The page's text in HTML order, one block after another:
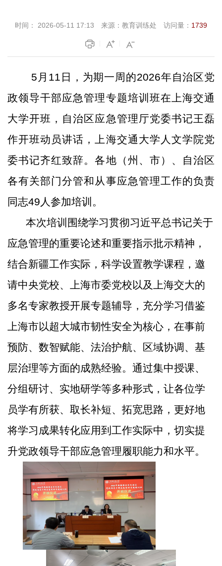
时间： 2026-05-11 17:13 来源： 教育训练处 访问量： 1739
5 月 11 日 ， 为期一周的2026年自治区党
政领导干部应急管理专题培训 班在 上海交通
大学开班， 自治区应急管理 厅党委书记王磊
作开班动员讲话，
上海交通大学人文学院党
委书记齐红致辞。各地（州、市） 、 自治区
各有关部门分管和从事应急管理工作的负责
同志49 人参加培训。
本次培训围绕学习贯彻习近平总书记关于
应急管理的重要论述和重要指示批示精神，
结合新疆工作实际，科学设置教学课程，邀
请中央党校、上海市委党校以及上海交大的
多名专家教授开展专题辅导，充分学习借鉴
上海市以超大城市韧性安全为核心，在事前
预防、数智赋能、法治护航、区域协调、基
层治理等方面的成熟经验。通过集中授课、
分组研讨、实地研学等多种形式，让各位学
员学有所获、取长补短、拓宽思路 ， 更好地
将学习成果转化应用到工作实际中，切实提
升党政领导干部应急管理履职能力和水平。